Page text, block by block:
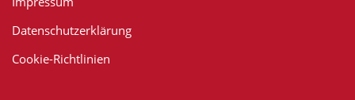
Datenschutzerklärung
Cookie-Richtlinien